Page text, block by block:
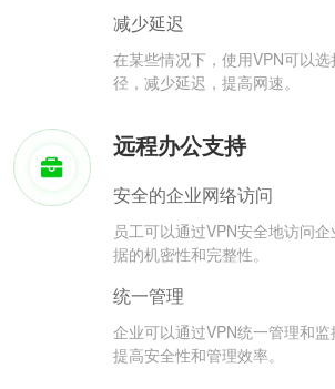
减少延迟
在某些情况下，使用VPN可以
径，减少延迟，提高网速。
远程办公支持
安全的企业网络访问
员工可以通过VPN安全地访问
据的机密性和完整性。
统一管理
企业可以通过VPN统一管理和监
提高安全性和管理效率。